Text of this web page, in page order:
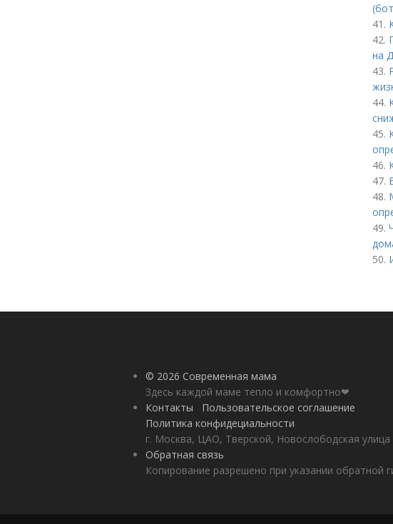
41.
42.
на
43.
44.
45.
46.
47.
48.
49.
50.
© 2026 Современная мама
Здесь каждой маме тепло и комфортно❤
Контакты
Пользовательское соглашение
Политика конфидециальности
г. Москва, ЦАО, Тверской, Новослободская
Обратная связь
Копирование разрешено при указании обратной